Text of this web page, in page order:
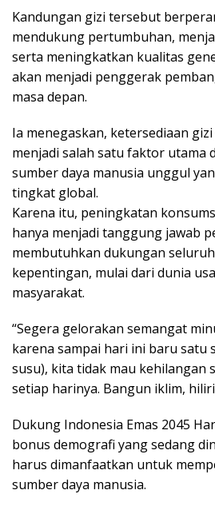
Kandungan gizi tersebut
mendukung pertumbuhan,
serta meningkatkan kualitas
akan menjadi penggerak
masa depan.
Ia menegaskan, ketersediaan
menjadi salah satu faktor utama
sumber daya manusia unggul
tingkat global.
Karena itu, peningkatan
hanya menjadi tanggung jawab
membutuhkan dukungan
kepentingan, mulai dari dunia
masyarakat.
“Segera gelorakan semangat
karena sampai hari ini baru satu
susu), kita tidak mau kehilangan
setiap harinya. Bangun iklim,
Dukung Indonesia Emas 2045
bonus demografi yang sedang
harus dimanfaatkan untuk
sumber daya manusia.